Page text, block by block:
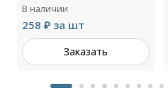
В наличии
258 ₽ за шт
Заказать